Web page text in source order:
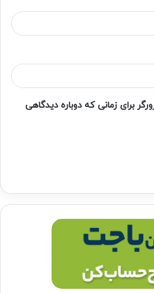
برای زمانی که دوباره دیدگاهی